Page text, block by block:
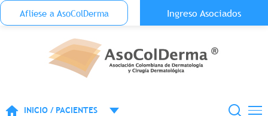
Pasar al contenido principal
Menu Top Anónimo
Aflíese a AsoColDerma Ingreso Asociados
INICIO / PACIENTES